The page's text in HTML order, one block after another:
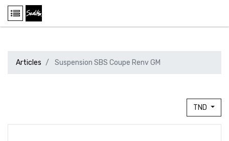
Articles Suspension SBS Coupe Renv GM
TND